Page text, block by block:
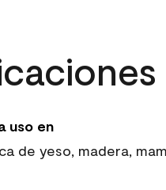
uso en
de yeso, madera,